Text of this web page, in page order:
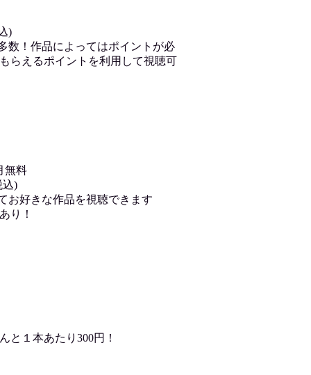
)
！作品によってはポイントが必
らえるポイントを利用して視聴可
無料
込)
お好きな作品を視聴できます
り！
と１本あたり300円！